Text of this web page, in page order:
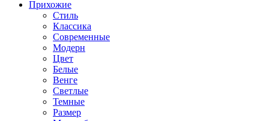
Прихожие
Стиль
Классика
Современные
Модерн
Цвет
Белые
Венге
Светлые
Темные
Размер